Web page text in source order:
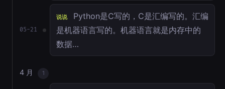
05-21
说说
Python是C写的，C是汇编写的。汇编
是机器语言写的。机器语言就是内存中的
数据…
4 月 1